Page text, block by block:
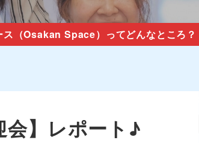
（Osakan Space）ってどんなところ？
会】レポート♪